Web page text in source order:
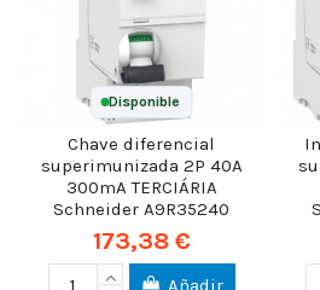
Disponible
Chave diferencial
superimunizada 2P 40A
300mA TERCIÁRIA
Schneider A9R35240
173,38 €
Añadir